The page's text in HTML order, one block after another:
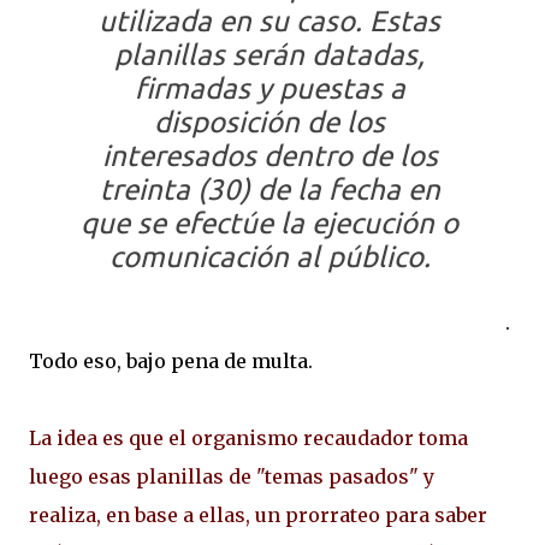
utilizada en su caso. Estas
planillas serán datadas,
firmadas y puestas a
disposición de los
interesados dentro de los
treinta (30) de la fecha en
que se efectúe la ejecución o
comunicación al público.
.
Todo eso, bajo pena de multa.
La idea es que el organismo recaudador toma
luego esas planillas de "temas pasados" y
realiza, en base a ellas, un prorrateo para saber